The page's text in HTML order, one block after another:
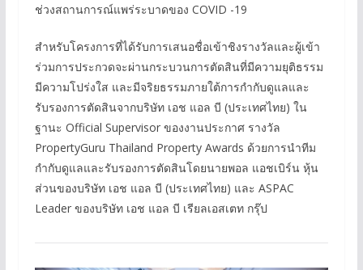
ช่วงสถานการณ์แพร่ระบาดของ COVID -19
สำหรับโครงการที่ได้รับการเสนอชื่อเข้าชิงรางวัลและผู้เข้า
ร่วมการประกวดจะผ่านกระบวนการตัดสินที่มีความยุติธรรม
มีความโปร่งใส และมีจริยธรรมภายใต้การกำกับดูแลและ
รับรองการตัดสินจากบริษัท เอช แอล บี (ประเทศไทย) ใน
ฐานะ Official Supervisor ของงานประกาศ รางวัล
PropertyGuru Thailand Property Awards ด้วยการนำทีม
กำกับดูแลและรับรองการตัดสินโดยนายพอล แอชเบิร์น หุ้น
ส่วนของบริษัท เอช แอล บี (ประเทศไทย) และ ASPAC
Leader ของบริษัท เอช แอล บี เรียลเอสเตท กรุ๊ป